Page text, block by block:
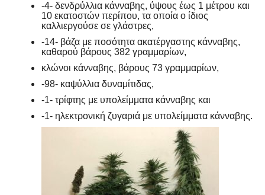
-4- δενδρύλλια κάνναβης, ύψους έως 1 μέτρου και
10 εκατοστών περίπου, τα οποία ο ίδιος
καλλιεργούσε σε γλάστρες,
-14- βάζα με ποσότητα ακατέργαστης κάνναβης,
καθαρού βάρους 382 γραμμαρίων,
κλώνοι κάνναβης, βάρους 73 γραμμαρίων,
-98- καψύλλια δυναμίτιδας,
-1- τρίφτης με υπολείμματα κάνναβης και
-1- ηλεκτρονική ζυγαριά με υπολείμματα κάνναβης.